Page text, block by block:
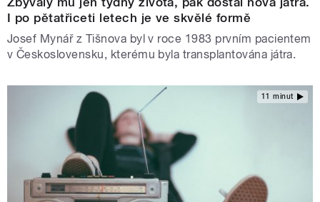
I po pětatřiceti letech je ve skvělé formě
Josef Mynář z Tišnova byl v roce 1983 prvním pacientem
v Československu, kterému byla transplantována játra.
11 minut